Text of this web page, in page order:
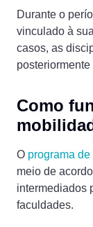
Durante o
vinculado à
casos, as
Como
O programa
meio de
intermediados
faculdades.